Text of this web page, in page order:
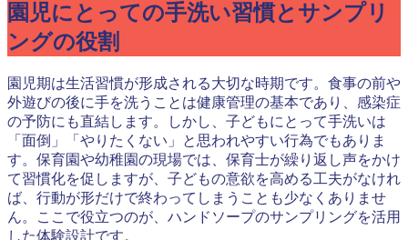
園児にとっての手洗い習慣とサンプリ
ングの役割
園児期は生活習慣が形成される大切な時期です。食事の前や
外遊びの後に手を洗うことは健康管理の基本であり、感染症
の予防にも直結します。しかし、子どもにとって手洗いは
「面倒」「やりたくない」と思われやすい行為でもありま
す。保育園や幼稚園の現場では、保育士が繰り返し声をかけ
て習慣化を促しますが、子どもの意欲を高める工夫がなけれ
ば、行動が形だけで終わってしまうことも少なくありませ
ん。ここで役立つのが、ハンドソープのサンプリングを活用
した体験設計です。